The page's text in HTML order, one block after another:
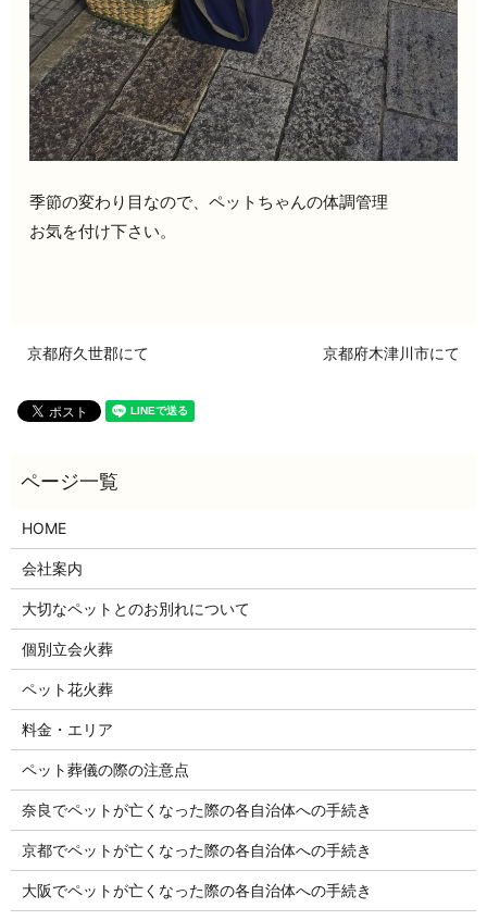
季節の変わり目なので、ペットちゃんの体調管理
お気を付け下さい。
京都府久世郡にて 京都府木津川市にて
HOME
会社案内
大切なペットとのお別れについて
個別立会火葬
ペット花火葬
料金・エリア
ペット葬儀の際の注意点
奈良でペットが亡くなった際の各自治体への手続き
京都でペットが亡くなった際の各自治体への手続き
大阪でペットが亡くなった際の各自治体への手続き